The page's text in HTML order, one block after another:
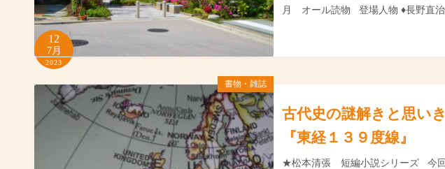
12
7月
2023
月 オール読物 登場人物 ♦長野直
書物・雑誌
古代史の謎解きと思い
『東経１３９度線』
★松本清張 短編小説シリーズ 今回